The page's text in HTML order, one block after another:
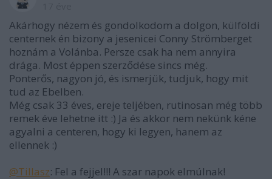
Akárhogy nézem és gondolkodom a dolgon, külföldi
centernek én bizony a jesenicei Conny Strömberget
hoznám a Volánba. Persze csak ha nem annyira
drága. Most éppen szerződése sincs még.
Ponterős, nagyon jó, és ismerjük, tudjuk, hogy mit
tud az Ebelben.
Még csak 33 éves, ereje teljében, rutinosan még több
remek éve lehetne itt :) Ja és akkor nem nekünk kéne
agyalni a centeren, hogy ki legyen, hanem az
ellennek :)
@Tillasz: Fel a fejjel!!! A szar napok elmúlnak!